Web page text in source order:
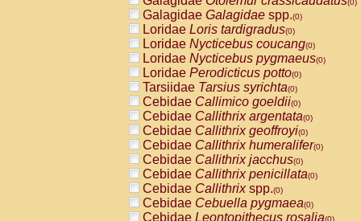
(0)
Galagidae Galagidae spp.(0)
Loridae Loris tardigradus(0)
Loridae Nycticebus coucang(0)
Loridae Nycticebus pygmaeus(0)
Loridae Perodicticus potto(0)
Tarsiidae Tarsius syrichta(0)
Cebidae Callimico goeldii(0)
Cebidae Callithrix argentata(0)
Cebidae Callithrix geoffroyi(0)
Cebidae Callithrix humeralifer(0)
Cebidae Callithrix jacchus(0)
Cebidae Callithrix penicillata(0)
Cebidae Callithrixspp.(0)
Cebidae Cebuella pygmaea(0)
Cebidae Leontopithecus rosalia(0)